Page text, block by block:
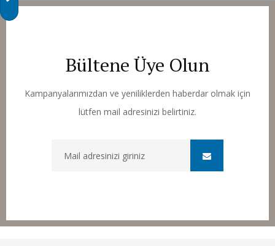
Bültene Üye Olun
Kampanyalarımızdan ve yeniliklerden haberdar olmak için
lütfen mail adresinizi belirtiniz.